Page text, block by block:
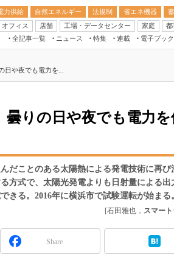
力供給 自然エネルギー 法規制 省エネ機器
オフィス 店舗 工場・データセンター 家庭
全記事一覧 ニュース 特集 連載 電子ブッ
日や夜でも電力を...
曇りの日や夜でも電力を
だことのある太陽熱による発電技術に再び
方式で、太陽光発電よりも日射量による出
きる。2016年に横浜市で試験運転が始まる
[石田雅也， スマー
Share